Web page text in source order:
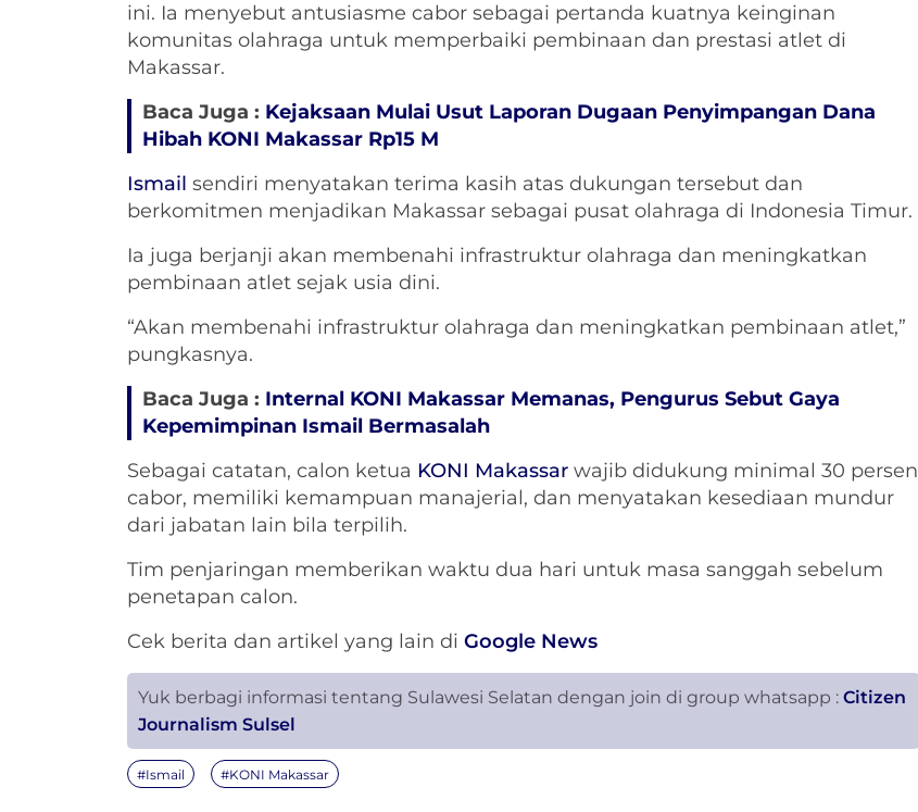
ini. Ia menyebut antusiasme cabor sebagai pertanda kuatnya keinginan
komunitas olahraga untuk memperbaiki pembinaan dan prestasi atlet di
Makassar.
Baca Juga : Kejaksaan Mulai Usut Laporan Dugaan Penyimpangan Dana
Hibah KONI Makassar Rp15 M
Ismail sendiri menyatakan terima kasih atas dukungan tersebut dan
berkomitmen menjadikan Makassar sebagai pusat olahraga di Indonesia Timur.
Ia juga berjanji akan membenahi infrastruktur olahraga dan meningkatkan
pembinaan atlet sejak usia dini.
“Akan membenahi infrastruktur olahraga dan meningkatkan pembinaan atlet,”
pungkasnya.
Baca Juga : Internal KONI Makassar Memanas, Pengurus Sebut Gaya
Kepemimpinan Ismail Bermasalah
Sebagai catatan, calon ketua KONI Makassar wajib didukung minimal 30 persen
cabor, memiliki kemampuan manajerial, dan menyatakan kesediaan mundur
dari jabatan lain bila terpilih.
Tim penjaringan memberikan waktu dua hari untuk masa sanggah sebelum
penetapan calon.
Cek berita dan artikel yang lain di Google News
Yuk berbagi informasi tentang Sulawesi Selatan dengan join di group whatsapp : Citizen
Journalism Sulsel
#Ismail #KONI Makassar